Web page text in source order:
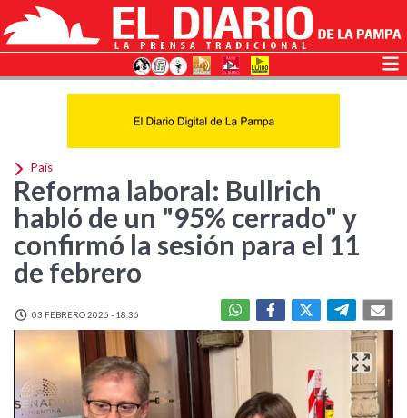
País
Reforma laboral: Bullrich
habló de un "95% cerrado" y
confirmó la sesión para el 11
de febrero
03 FEBRERO 2026 - 18:36